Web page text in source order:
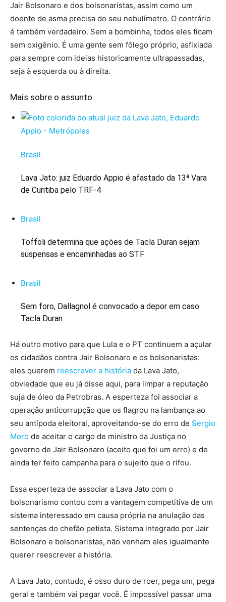
Jair Bolsonaro e dos bolsonaristas, assim como um
doente de asma precisa do seu nebulímetro. O contrário
é também verdadeiro. Sem a bombinha, todos eles ficam
sem oxigênio. É uma gente sem fôlego próprio, asfixiada
para sempre com ideias historicamente ultrapassadas,
seja à esquerda ou à direita.
Mais sobre o assunto
Brasil
Lava Jato: juiz Eduardo Appio é afastado da 13ª Vara
de Curitiba pelo TRF-4
Brasil
Toffoli determina que ações de Tacla Duran sejam
suspensas e encaminhadas ao STF
Brasil
Sem foro, Dallagnol é convocado a depor em caso
Tacla Duran
Há outro motivo para que Lula e o PT continuem a açular
os cidadãos contra Jair Bolsonaro e os bolsonaristas:
eles querem reescrever a história da Lava Jato,
obviedade que eu já disse aqui, para limpar a reputação
suja de óleo da Petrobras. A esperteza foi associar a
operação anticorrupção que os flagrou na lambança ao
seu antípoda eleitoral, aproveitando-se do erro de Sergio
Moro de aceitar o cargo de ministro da Justiça no
governo de Jair Bolsonaro (aceito que foi um erro) e de
ainda ter feito campanha para o sujeito que o rifou.
Essa esperteza de associar a Lava Jato com o
bolsonarismo contou com a vantagem competitiva de um
sistema interessado em causa própria na anulação das
sentenças do chefão petista. Sistema integrado por Jair
Bolsonaro e bolsonaristas, não venham eles igualmente
querer reescrever a história.
A Lava Jato, contudo, é osso duro de roer, pega um, pega
geral e também vai pegar você. É impossível passar uma